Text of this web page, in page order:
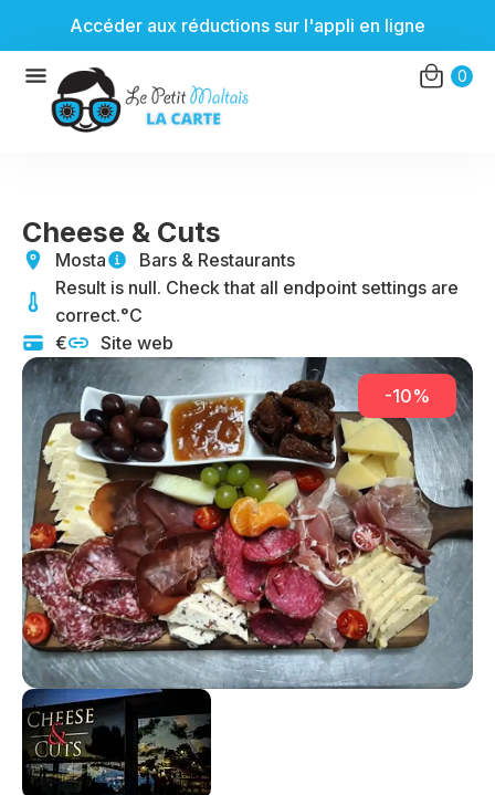
au
contenu
Accéder aux réductions sur l'appli en ligne
0
Cheese & Cuts
Mosta
Bars & Restaurants
Result is null. Check that all endpoint settings are
correct.°C
€
Site web
-10%